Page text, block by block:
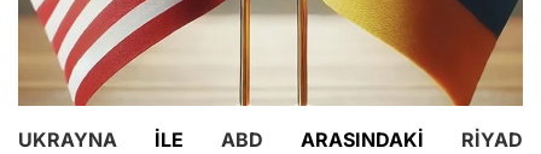
UKRAYNA İLE ABD ARASINDAKİ RİYAD